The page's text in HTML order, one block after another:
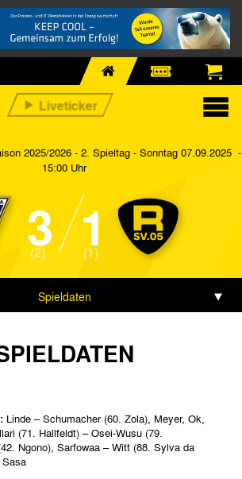
2025/2026 - 2. Spieltag - Sonntag 07.09.2025 -
15:00 Uhr
3
(2) 1
(1)
Spieldaten
Linde – Schumacher (60. Zola), Meyer, Ok,
(71. Hallfeldt) – Osei-Wusu (79.
Ngono), Sarfowaa – Witt (88. Sylva da